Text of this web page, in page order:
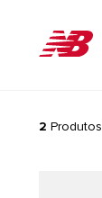
2 Produtos